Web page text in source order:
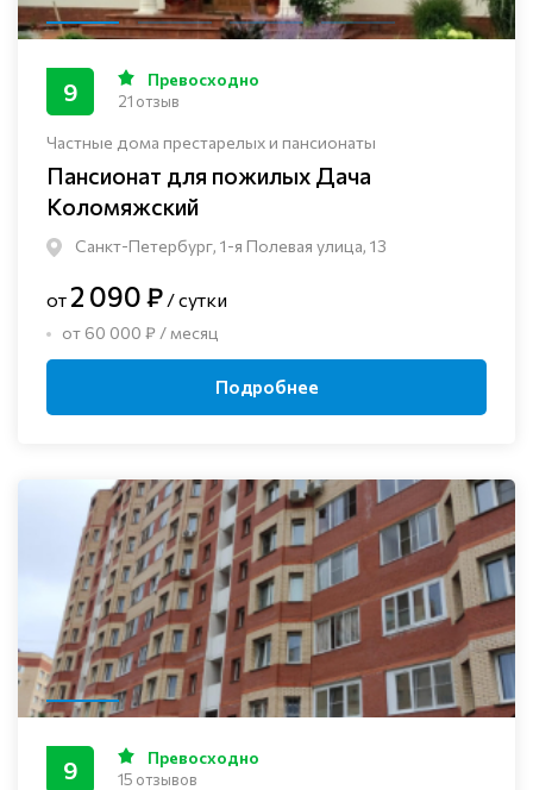
Частные дома престарелых и пансионаты
Пансионат для пожилых Дача
Коломяжский
Санкт-Петербург, 1-я Полевая улица, 13
9 Превосходно
21 отзыв
от 2 090 ₽ / сутки
от 60 000 ₽ / месяц
Подробнее
9 Превосходно
15 отзывов